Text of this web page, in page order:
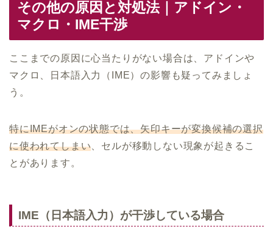
その他の原因と対処法｜アドイン・
マクロ・IME干渉
ここまでの原因に心当たりがない場合は、アドインや
マクロ、日本語入力（IME）の影響も疑ってみましょ
う。
特にIMEがオンの状態では、矢印キーが変換候補の選択
に使われてしまい 、セルが移動しない現象が起きるこ
とがあります。
IME（日本語入力）が干渉している場合